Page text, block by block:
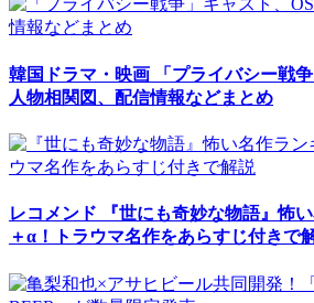
韓国ドラマ・映画 「プライバシー戦
人物相関図、配信情報などまとめ
レコメンド 『世にも奇妙な物語』怖
＋α！トラウマ名作をあらすじ付きで